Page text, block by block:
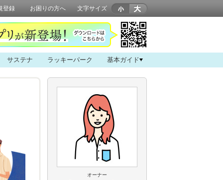
登録 お困りの方へ 文字サイズ
サステナ ラッキーパーク 基本ガイド
オーナー